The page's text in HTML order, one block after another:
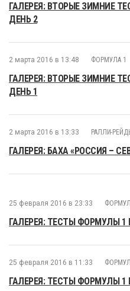
ГАЛЕРЕЯ: ВТОРЫЕ ЗИМНИЕ
ДЕНЬ 2
2 марта 2016 в 13:48 ФОРМУЛА 1
ГАЛЕРЕЯ: ВТОРЫЕ ЗИМНИЕ
ДЕНЬ 1
2 марта 2016 в 13:33 РАЛЛИ-
ГАЛЕРЕЯ: БАХА «РОССИЯ –
25 февраля 2016 в 23:33
ГАЛЕРЕЯ: ТЕСТЫ ФОРМУЛЫ 1
25 февраля 2016 в 11:33
ГАЛЕРЕЯ: ТЕСТЫ ФОРМУЛЫ 1